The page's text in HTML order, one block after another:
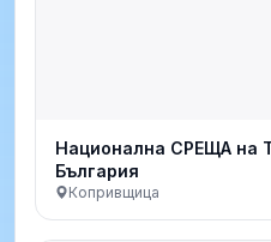
Национална СРЕЩА
България
Копривщица